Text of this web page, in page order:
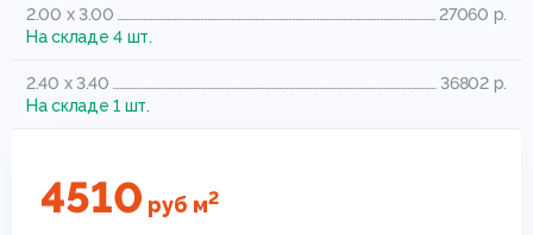
2.00 x 3.00
27060 р.
На складе 4 шт.
2.40 x 3.40
36802 р.
На складе 1 шт.
4510 руб м2